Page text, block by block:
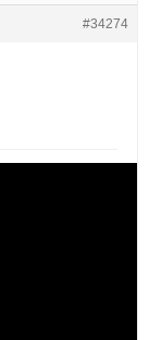
#34274